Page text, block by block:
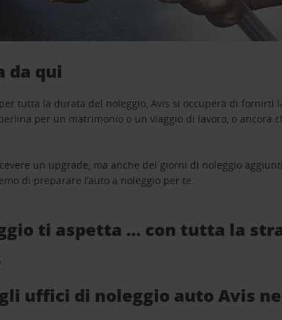
da qui
tutta la durata del noleggio, Avis si occuperà di
per un matrimonio o un viaggio di lavoro, o
un upgrade, ma anche dei giorni di noleggio
di preparare l’auto a noleggio per te.
ti aspetta … con tutta la
uffici di noleggio auto Avis